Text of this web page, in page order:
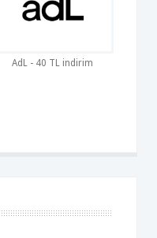
AdL - 40 TL indirim